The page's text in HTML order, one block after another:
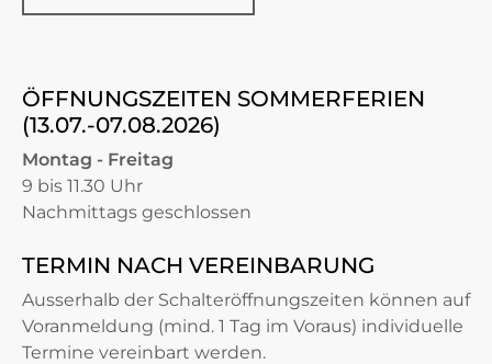
ÖFFNUNGSZEITEN SOMMERFERIEN
(13.07.-07.08.2026)
Montag - Freitag
9 bis 11.30 Uhr
Nachmittags geschlossen
TERMIN NACH VEREINBARUNG
Ausserhalb der Schalteröffnungszeiten können auf
Voranmeldung (mind. 1 Tag im Voraus) individuelle
Termine vereinbart werden.